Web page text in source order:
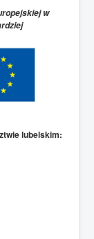
w
lubelskim: